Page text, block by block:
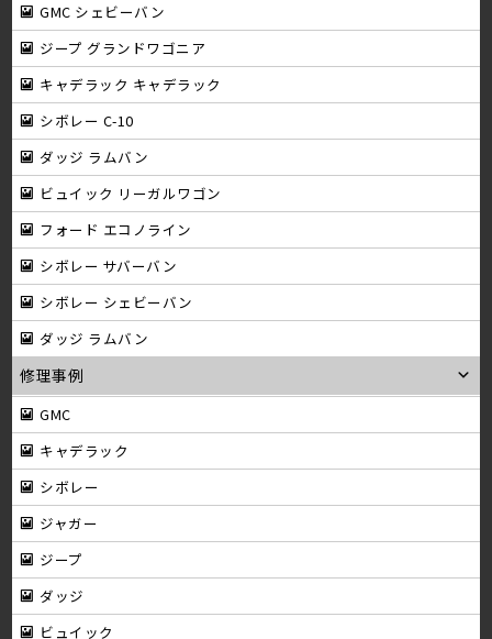
GMC シェビーバン
ジープ グランドワゴニア
キャデラック キャデラック
シボレー C-10
ダッジ ラムバン
ビュイック リーガルワゴン
フォード エコノライン
シボレー サバーバン
シボレー シェビーバン
ダッジ ラムバン
修理事例
GMC
キャデラック
シボレー
ジャガー
ジープ
ダッジ
ビュイック